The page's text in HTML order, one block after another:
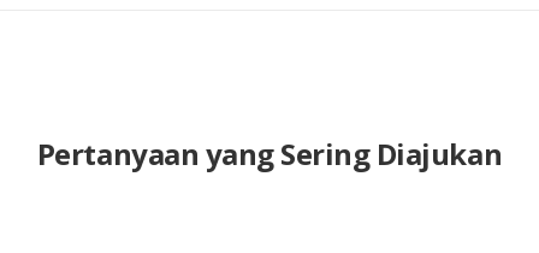
Pertanyaan yang Sering Diajukan